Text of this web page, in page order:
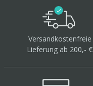
Versandkostenfreie
Lieferung ab 200,- €